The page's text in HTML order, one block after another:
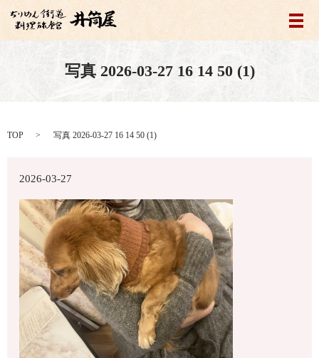
メ
写真 2026-03-27 16 14 50 (1)
TOP 写真 2026-03-27 16 14 50 (1)
2026-03-27